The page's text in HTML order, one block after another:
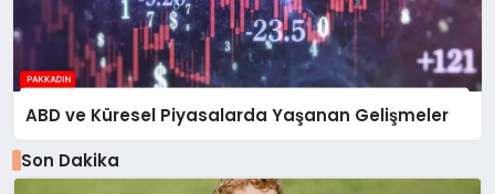
ABD ve Küresel Piyasalarda Yaşanan Gelişmeler
Son Dakika